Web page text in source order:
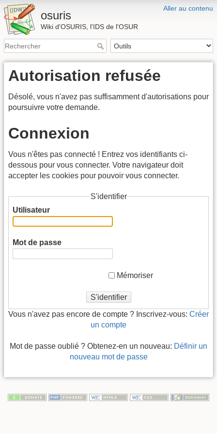
Aller au contenu
osuris
Wiki d'OSURIS, l'IDS de l'OSUR
Autorisation refusée
Désolé, vous n'avez pas suffisamment d'autorisations pour
poursuivre votre demande.
Connexion
Vous n'êtes pas connecté ! Entrez vos identifiants ci-
dessous pour vous connecter. Votre navigateur doit
accepter les cookies pour pouvoir vous connecter.
S'identifier
Utilisateur
Mot de passe
Mémoriser
S'identifier
Vous n'avez pas encore de compte ? Inscrivez-vous: Créer
un compte
Mot de passe oublié ? Obtenez-en un nouveau: Définir un
nouveau mot de passe